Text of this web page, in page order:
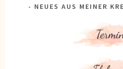
NEUES AUS MEINER